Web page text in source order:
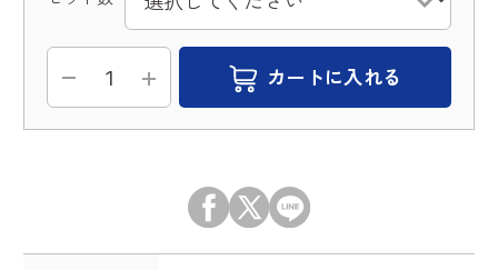
カートに入れる